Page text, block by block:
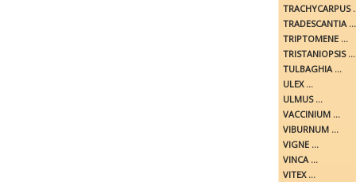
TRACHYCARPUS
TRADESCANTIA ...
TRIPTOMENE ...
TRISTANIOPSIS ...
TULBAGHIA ...
ULEX ...
ULMUS ...
VACCINIUM ...
VIBURNUM ...
VIGNE ...
VINCA ...
VITEX ...